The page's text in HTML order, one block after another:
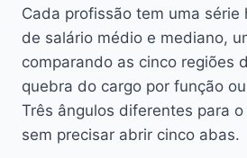
Cada profissão tem uma série
de salário médio e mediano,
comparando as cinco regiões
quebra do cargo por função
Três ângulos diferentes para
sem precisar abrir cinco abas.